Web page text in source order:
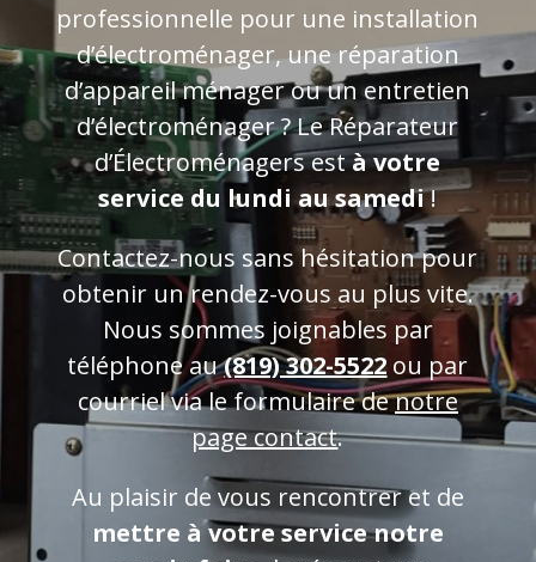
professionnelle pour une installation
d’électroménager, une réparation
d’appareil ménager ou un entretien
d’électroménager ? Le Réparateur
d’Électroménagers està votre
service du lundi au samedi!
Contactez-nous sans hésitation pour
obtenir un rendez-vous au plus vite.
Nous sommes joignables par
téléphone au(819) 302-5522 ou par
courriel via le formulaire denotre
page contact.
Au plaisir de vous rencontrer et de
mettre à votre servicenotre